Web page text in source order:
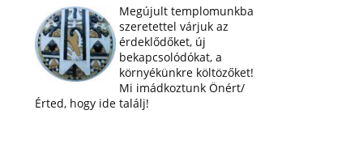
Megújult templomunkba
szeretettel várjuk az
érdeklődőket, új
bekapcsolódókat, a
környékünkre költözőket!
Mi imádkoztunk Önért/
Érted, hogy ide találj!